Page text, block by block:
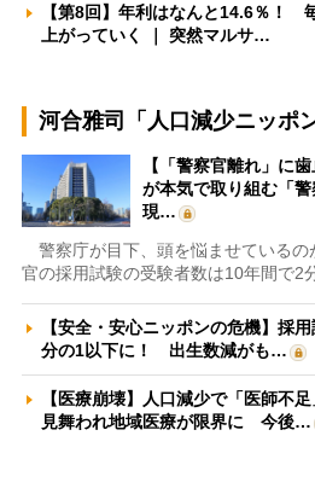
【第8回】年利はなんと14.6％！
上がっていく ｜ 突然マルサ…
河合雅司「人口減少ニッポ
【「警察官離れ」に
が本気で取り組む「
現…
警察庁が目下、頭を悩ませているの
官の採用試験の受験者数は10年間で2
【安全・安心ニッポンの危機】採
分の1以下に！ 出生数減がも…
【医療崩壊】人口減少で「医師不
見舞われ地域医療が限界に 今後…